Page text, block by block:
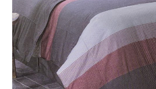
일론 누비 이불커버 - 레드